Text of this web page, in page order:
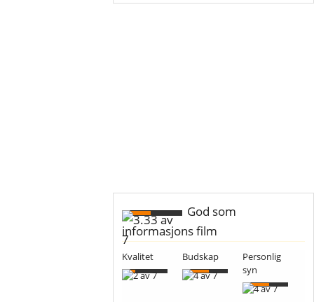
God som
informasjons film
Kvalitet Budskap
Personlig
syn